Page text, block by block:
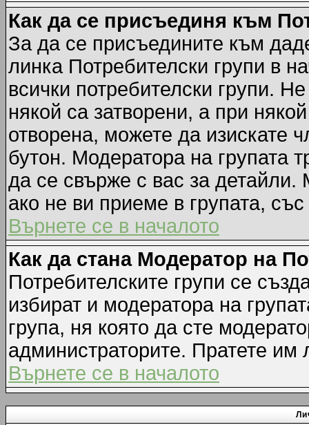
Как да се присъединя към
За да се присъедините към
линка Потребителски групи в
всички потребителски групи.
някой са затворени, а при
отворена, можете да изискате
бутон. Модератора на групата
да се свърже с вас за
ако не ви приеме в групата,
Върнете се в началото
Как да стана Модератор на
Потребителските групи се
избират и модератора на
група, ня която да сте
администраторите. Пратете
Върнете се в началото